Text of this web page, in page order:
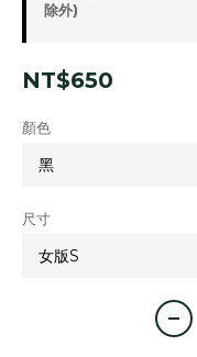
除外)
NT$650
顏色
尺寸